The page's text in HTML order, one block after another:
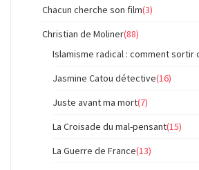
Chacun cherche son film(3)
Christian de Moliner(88)
Islamisme radical : comment sortir
Jasmine Catou détective(16)
Juste avant ma mort(7)
La Croisade du mal-pensant(15)
La Guerre de France(13)